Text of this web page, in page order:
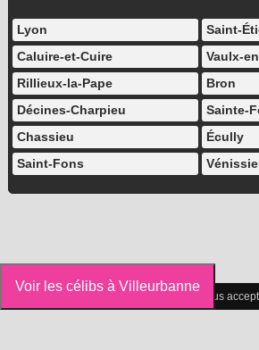
Lyon
Saint-
Caluire-et-Cuire
Vaulx-
Rillieux-la-Pape
Bron
Décines-Charpieu
Sainte-
Chassieu
Écully
Saint-Fons
Voir les célibs à Villeurbanne
Vous pouvez gérer les cookies que vous